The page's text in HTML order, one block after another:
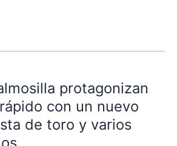
protagonizan
con un nuevo
de toro y varios